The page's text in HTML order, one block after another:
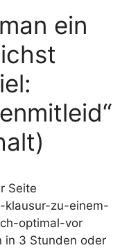
ein
Seite
zu-einem-
optimal-vor
in 3 Stunden oder